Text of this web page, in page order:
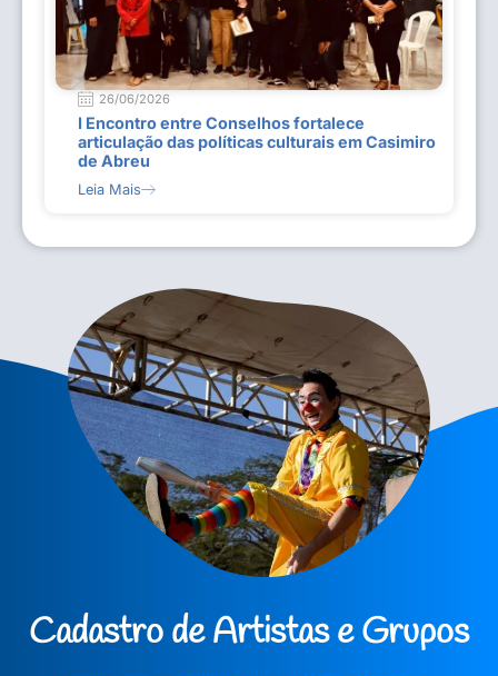
26/06/2026
I Encontro entre Conselhos fortalece
articulação das políticas culturais em Casimiro
de Abreu
Leia Mais
Cadastro de Artistas e Grupos